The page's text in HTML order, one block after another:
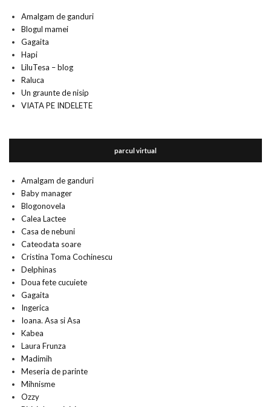
Amalgam de ganduri
Blogul mamei
Gagaita
Hapi
LiluTesa – blog
Raluca
Un graunte de nisip
VIATA PE INDELETE
parcul virtual
Amalgam de ganduri
Baby manager
Blogonovela
Calea Lactee
Casa de nebuni
Cateodata soare
Cristina Toma Cochinescu
Delphinas
Doua fete cucuiete
Gagaita
Ingerica
Ioana. Asa si Asa
Kabea
Laura Frunza
Madimih
Meseria de parinte
Mihnisme
Ozzy